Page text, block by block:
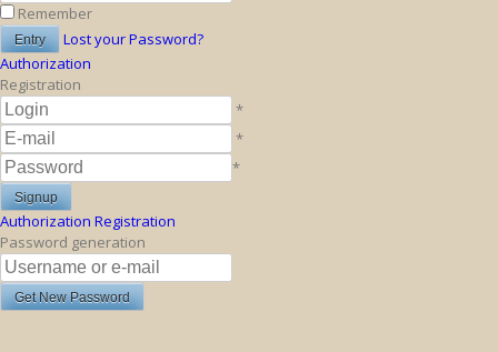
Remember
Lost your Password?
Authorization
Registration
*
*
*
Authorization Registration
Password generation